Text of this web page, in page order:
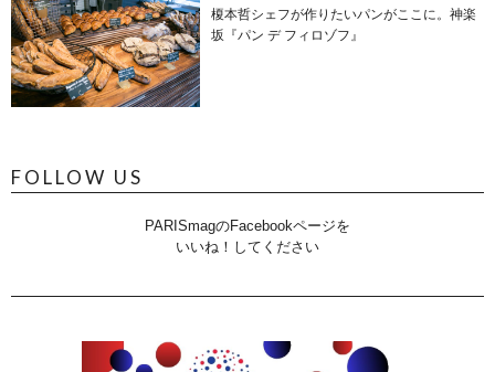
榎本哲シェフが作りたいパンがここに。神楽
坂『パン デ フィロゾフ』
FOLLOW US
PARISmagのFacebookページを
いいね！してください